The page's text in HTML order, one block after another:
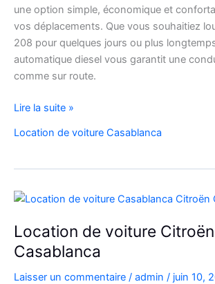
une option simple, économique et
vos déplacements. Que vous souhaitiez
208 pour quelques jours ou plus
automatique diesel vous garantit une
comme sur route.
Location
208
Diesel
à
Casablanca
:
Louer
Facilement
Lire la suite »
Location de voiture Casablanca
Location de voiture
Casablanca
Laisser un commentaire / admin / juin 10,